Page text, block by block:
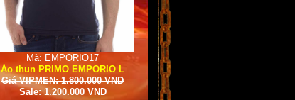
Mã: EMPORIO17
Áo thun PRIMO EMPORIO L
Giá VIPMEN: 1.800.000 VND
Sale: 1.200.000 VND